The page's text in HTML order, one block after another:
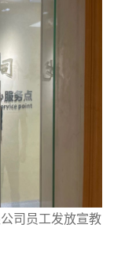
司员工发放宣教